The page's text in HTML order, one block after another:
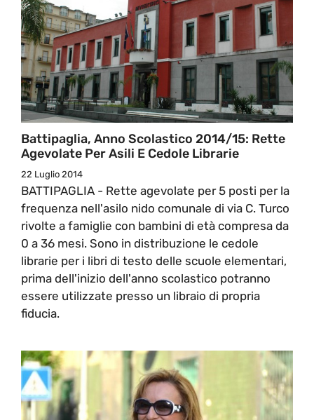
Battipaglia, Anno Scolastico 2014/15: Rette
Agevolate Per Asili E Cedole Librarie
22 Luglio 2014
BATTIPAGLIA - Rette agevolate per 5 posti per la
frequenza nell'asilo nido comunale di via C. Turco
rivolte a famiglie con bambini di età compresa da
0 a 36 mesi. Sono in distribuzione le cedole
librarie per i libri di testo delle scuole elementari,
prima dell'inizio dell'anno scolastico potranno
essere utilizzate presso un libraio di propria
fiducia.